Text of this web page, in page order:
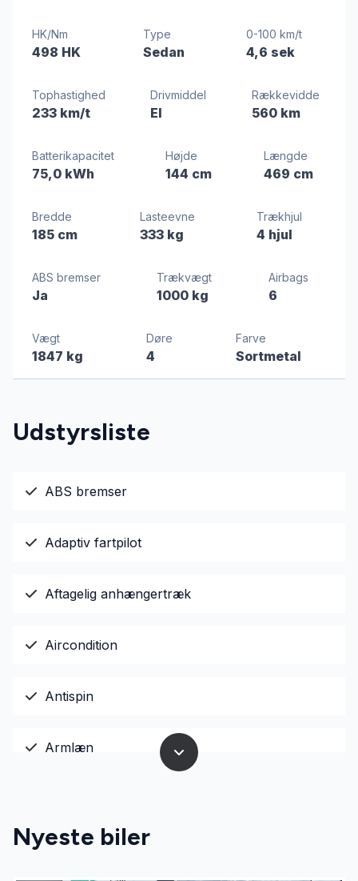
HK/Nm
498 HK
Type
Sedan
0-100 km/t
4,6 sek
Tophastighed
233 km/t
Drivmiddel
El
Rækkevidde
560 km
Batterikapacitet
75,0 kWh
Højde
144 cm
Længde
469 cm
Bredde
185 cm
Lasteevne
333 kg
Trækhjul
4 hjul
ABS bremser
Ja
Trækvægt
1000 kg
Airbags
6
Vægt
1847 kg
Døre
4
Farve
Sortmetal
Udstyrsliste
ABS bremser
Adaptiv fartpilot
Aftagelig anhængertræk
Aircondition
Antispin
Armlæn
Automatgear
Nyeste biler